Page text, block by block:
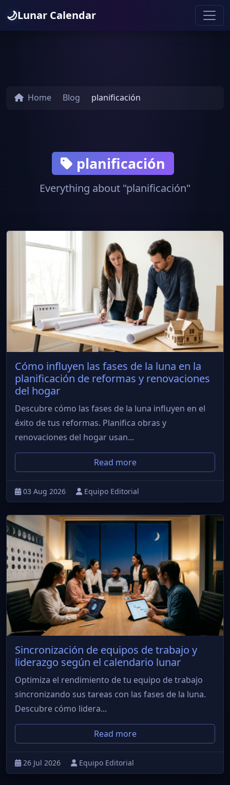
🌙Lunar Calendar
Home Blog planificación
planificación
Everything about "planificación"
Cómo influyen las fases de la luna en la
planificación de reformas y renovaciones
del hogar
Descubre cómo las fases de la luna influyen en el
éxito de tus reformas. Planifica obras y
renovaciones del hogar usan...
Read more
03 Aug 2026 Equipo Editorial
Sincronización de equipos de trabajo y
liderazgo según el calendario lunar
Optimiza el rendimiento de tu equipo de trabajo
sincronizando sus tareas con las fases de la luna.
Descubre cómo lidera...
Read more
26 Jul 2026 Equipo Editorial